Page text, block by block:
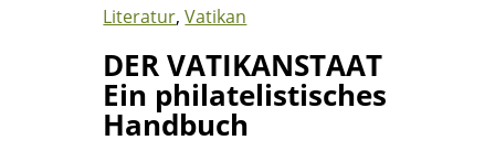
Literatur,Vatikan
DER VATIKANSTAAT
Ein philatelistisches
Handbuch